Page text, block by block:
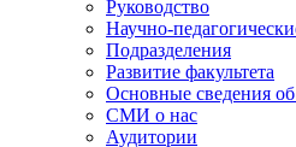
Руководство
Научно-
Подразделения
Развитие факультета
Основные сведения
СМИ о нас
Аудитории